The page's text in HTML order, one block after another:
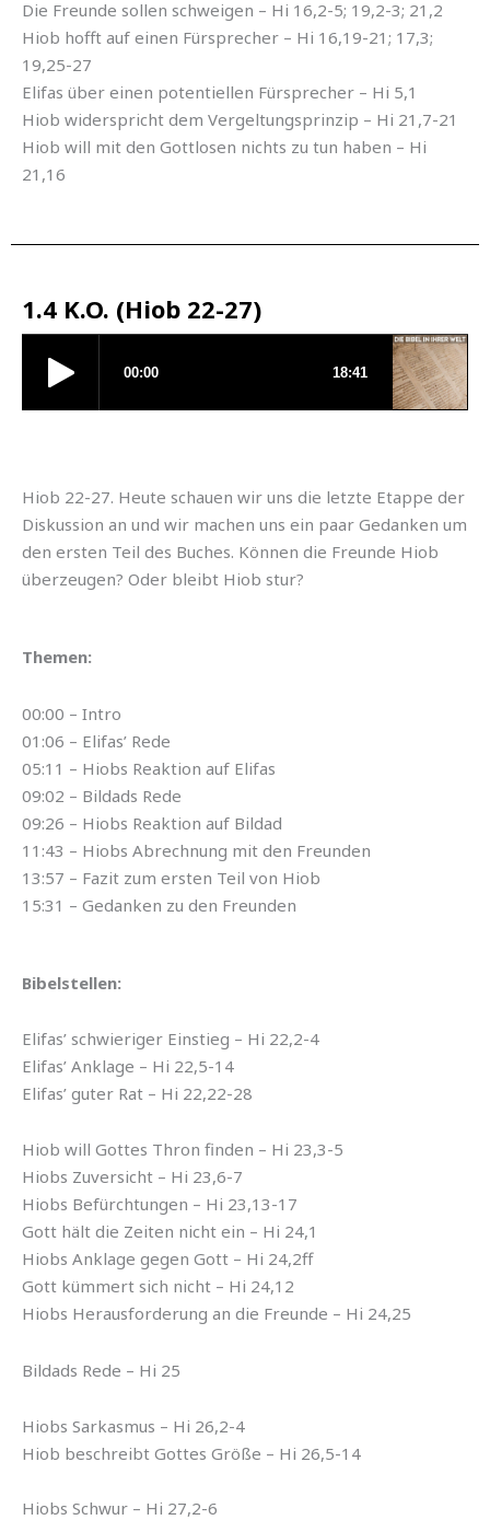
Die Freunde sollen schweigen – Hi 16,2-5; 19,2-3; 21,2
Hiob hofft auf einen Fürsprecher – Hi 16,19-21; 17,3;
19,25-27
Elifas über einen potentiellen Fürsprecher – Hi 5,1
Hiob widerspricht dem Vergeltungsprinzip – Hi 21,7-21
Hiob will mit den Gottlosen nichts zu tun haben – Hi
21,16
1.4 K.O. (Hiob 22-27)
Hiob 22-27. Heute schauen wir uns die letzte Etappe der
Diskussion an und wir machen uns ein paar Gedanken um
den ersten Teil des Buches. Können die Freunde Hiob
überzeugen? Oder bleibt Hiob stur?
Themen:
00:00 – Intro
01:06 – Elifas’ Rede
05:11 – Hiobs Reaktion auf Elifas
09:02 – Bildads Rede
09:26 – Hiobs Reaktion auf Bildad
11:43 – Hiobs Abrechnung mit den Freunden
13:57 – Fazit zum ersten Teil von Hiob
15:31 – Gedanken zu den Freunden
Bibelstellen:
Elifas’ schwieriger Einstieg – Hi 22,2-4
Elifas’ Anklage – Hi 22,5-14
Elifas’ guter Rat – Hi 22,22-28
Hiob will Gottes Thron finden – Hi 23,3-5
Hiobs Zuversicht – Hi 23,6-7
Hiobs Befürchtungen – Hi 23,13-17
Gott hält die Zeiten nicht ein – Hi 24,1
Hiobs Anklage gegen Gott – Hi 24,2ff
Gott kümmert sich nicht – Hi 24,12
Hiobs Herausforderung an die Freunde – Hi 24,25
Bildads Rede – Hi 25
Hiobs Sarkasmus – Hi 26,2-4
Hiob beschreibt Gottes Größe – Hi 26,5-14
Hiobs Schwur – Hi 27,2-6